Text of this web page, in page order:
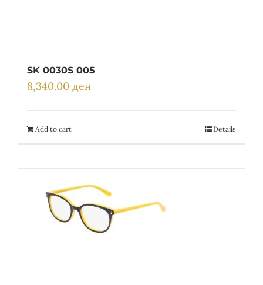
SK 0030S 005
8,340.00 ден
Add to cart Details